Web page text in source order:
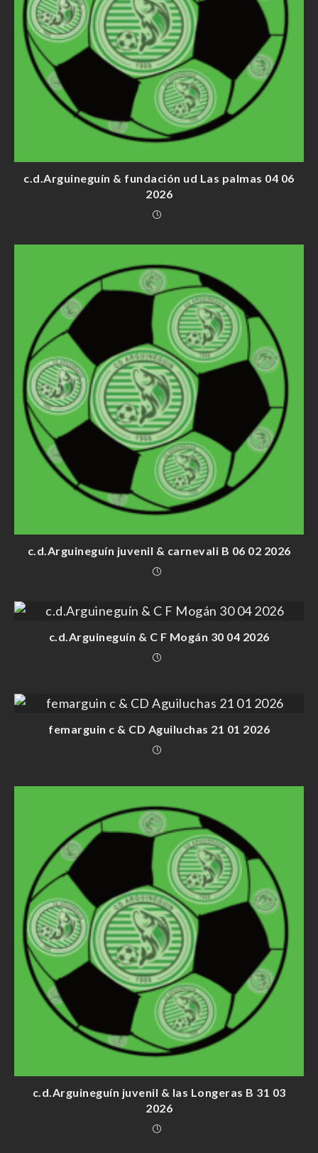
c.d.Arguineguín & fundación ud Las palmas 04 06
2026
c.d.Arguineguín juvenil & carnevali B 06 02 2026
c.d.Arguineguín & C F Mogán 30 04 2026
femarguin c & CD Aguiluchas 21 01 2026
c.d.Arguineguín juvenil & las Longeras B 31 03
2026